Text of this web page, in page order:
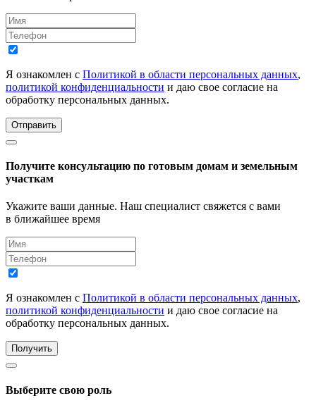
Я ознакомлен с Политикой в области персональных данных,
политикой конфиденциальности и даю свое согласие на
обработку персональных данных.
Отправить
Получите консультацию по готовым домам и земельным
участкам
Укажите ваши данные. Наш специалист свяжется с вами
в ближайшее время
Я ознакомлен с Политикой в области персональных данных,
политикой конфиденциальности и даю свое согласие на
обработку персональных данных.
Получить
Выберите свою роль